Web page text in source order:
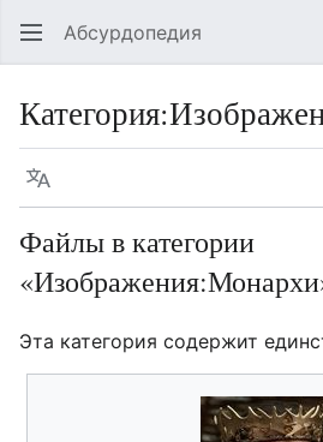
Абсурдопедия
Категория:
Язык
Файлы в категории
Эта категория содержит